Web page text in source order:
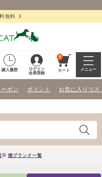
無料
購入履歴
ログイン
会員登録
0
カート メニュー
ーポン ポイント お気に入りリス
猫ブランド一覧